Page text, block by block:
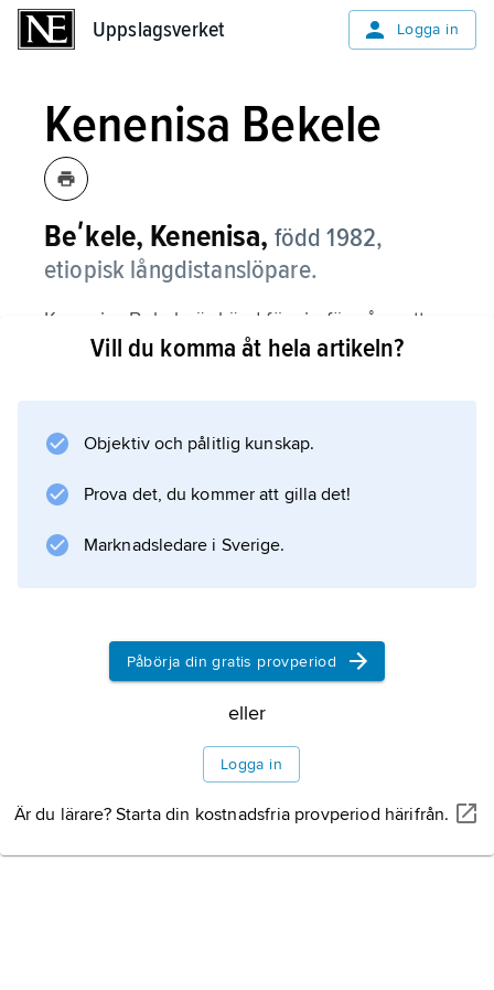
Uppslagsverket Logga in
Kenenisa Bekele
Beʹkele, Kenenisa, född 1982,
etiopisk långdistanslöpare.
Kenenisa Bekele är känd för sin förmåga att
avsluta loppen mycket starkt. Han tog guld på
Vill du komma åt hela artikeln?
Objektiv och pålitlig kunskap.
Prova det, du kommer att gilla det!
Marknadsledare i Sverige.
Påbörja din gratis provperiod
eller
Logga in
Är du lärare? Starta din kostnadsfria provperiod härifrån.